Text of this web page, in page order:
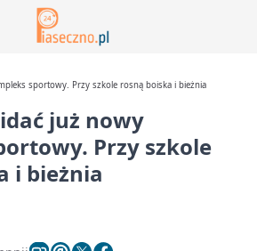
sportowy. Przy szkole rosną boiska i bieżnia
już nowy
Przy szkole
i bieżnia